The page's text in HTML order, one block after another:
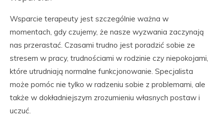
Wsparcie terapeuty jest szczególnie ważna w
momentach, gdy czujemy, że nasze wyzwania zaczynają
nas przerastać. Czasami trudno jest poradzić sobie ze
stresem w pracy, trudnościami w rodzinie czy niepokojami,
które utrudniają normalne funkcjonowanie. Specjalista
może pomóc nie tylko w radzeniu sobie z problemami, ale
także w dokładniejszym zrozumieniu własnych postaw i
uczuć.